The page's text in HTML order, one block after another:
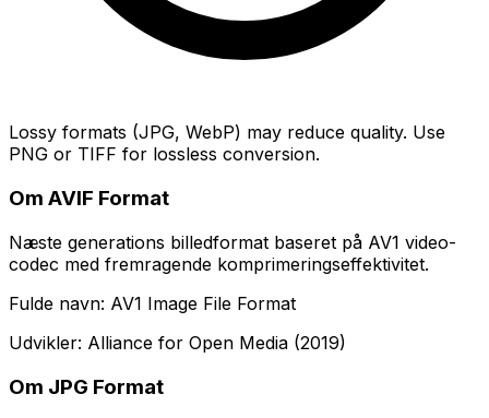
Lossy formats (JPG, WebP) may reduce quality. Use
PNG or TIFF for lossless conversion.
Om AVIF Format
Næste generations billedformat baseret på AV1 video-
codec med fremragende komprimeringseffektivitet.
Fulde navn: AV1 Image File Format
Udvikler: Alliance for Open Media (2019)
Om JPG Format